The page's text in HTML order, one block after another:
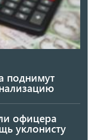
поднимут
офицера
уклонисту